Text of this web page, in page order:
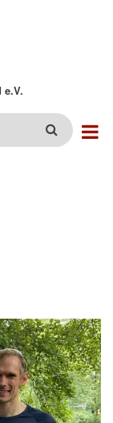
e.V.